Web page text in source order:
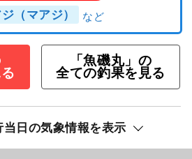
（マアジ）
「魚磯丸」の
全ての釣果を見る
当日の気象情報を表示